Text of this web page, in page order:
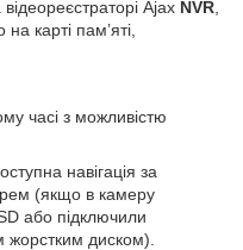
Ajax NVR
карті пам’яті,
часі з можливістю
навігація за
(якщо в камеру
або підключили
жорстким диском).